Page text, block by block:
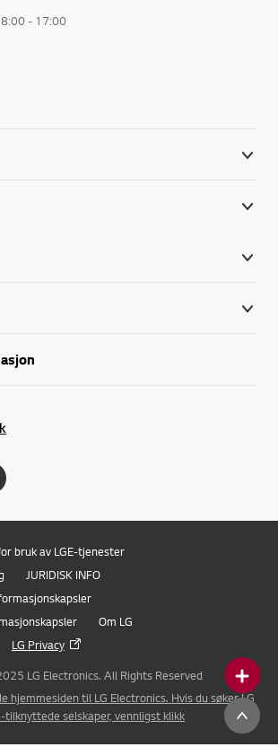
- 17:00
bruk av LGE-tjenester
JURIDISK INFO
Om LG
LG Privacy
LG Electronics. All Rights Reserved
hjemmesiden til LG Electronics. Hvis du søker LG
tilknyttede selskaper, vennligst klikk